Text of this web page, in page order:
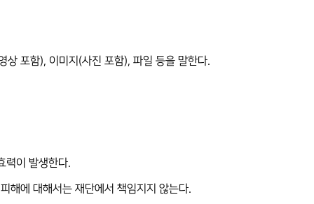
상 포함), 이미지(사진 포함), 파일 등을 말한다.
력이 발생한다.
해에 대해서는 재단에서 책임지지 않는다.